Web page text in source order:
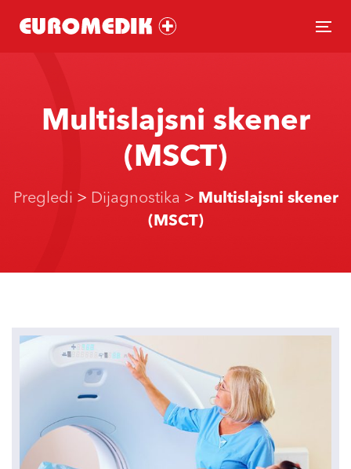
links
Multislajsni skener
(MSCT)
Pregledi > Dijagnostika > Multislajsni skener
(MSCT)